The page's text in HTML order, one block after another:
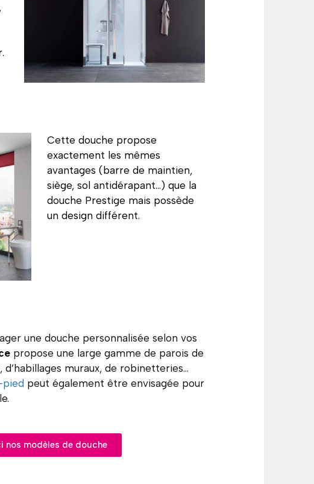
Cette douche propose
exactement les mêmes
avantages (barre de maintien,
siège, sol antidérapant…) que la
douche Prestige mais possède
un design différent.
une douche personnalisée selon vos
propose une large gamme de parois de
d’habillages muraux, de robinetteries…
pied peut également être envisagée pour
nos modèles de douche